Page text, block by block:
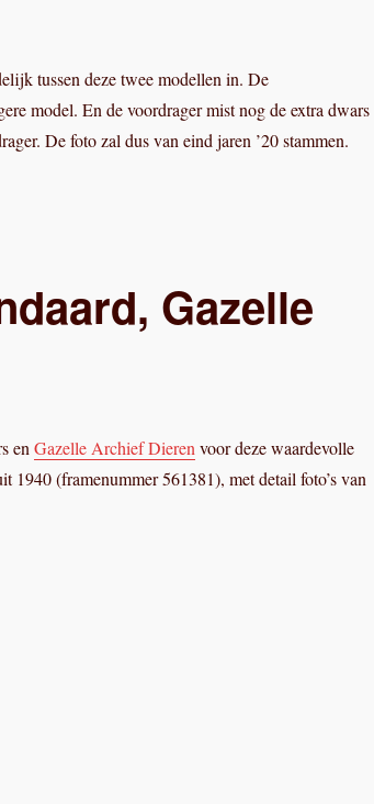
tussen deze twee modellen in. De
model. En de voordrager mist nog de extra dwars
De foto zal dus van eind jaren ’20 stammen.
Gazelle
en Gazelle Archief Dieren voor deze waardevolle
1940 (framenummer 561381), met detail foto’s van